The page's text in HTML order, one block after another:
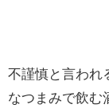
不謹慎と言われ
なつまみで飲む